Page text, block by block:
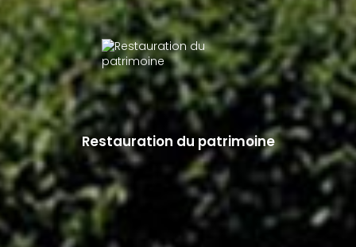
Restauration du patrimoine